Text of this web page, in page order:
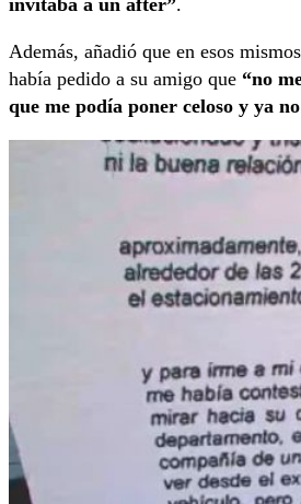
invitaba a un after”.
Además, añadió que en esos
había pedido a su amigo que “no
que me podía poner celoso y ya